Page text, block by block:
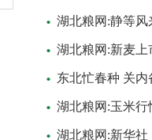
湖北粮网:静等
湖北粮网:新麦
东北忙春种 关内
湖北粮网:玉米
湖北粮网:新华社